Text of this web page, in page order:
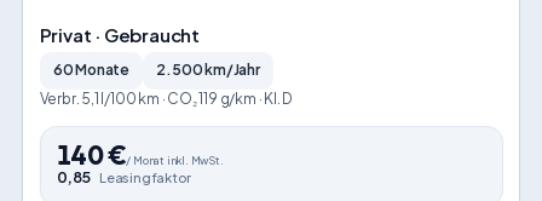
Privat · Gebraucht
60 Monate
2.500 km/Jahr
Verbr. 5,1 l/100 km · CO₂ 119 g/km · Kl. D
140€/ Monat inkl. MwSt.
0,85 Leasingfaktor